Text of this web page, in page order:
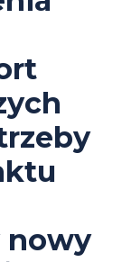
nowy